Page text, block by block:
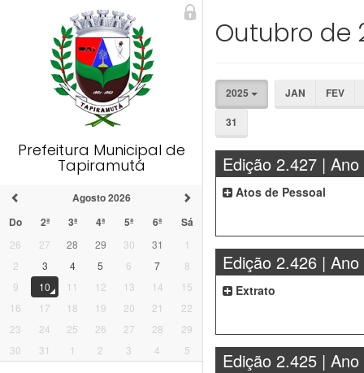
Prefeitura Municipal de
Tapiramutá
Agosto 2026
Do
2ª 3ª 4ª 5ª 6ª Sá
26 27 28 29 30 31
1
2
3 4 5 6 7
8
9
10 11 12 13 14
15
16
17 18 19 20 21
22
23
24 25 26 27 28
29
30
31 1 2 3 4 5
Outubro de
2025 JAN
FEV
31
Edição 2.427 |
Atos de Pessoal
Edição 2.426 |
Extrato
Edição 2.425 |